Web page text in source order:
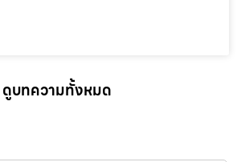
ดูบทความทั้งหมด